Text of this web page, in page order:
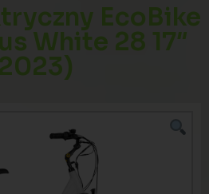
EcoBike
White 28 17″